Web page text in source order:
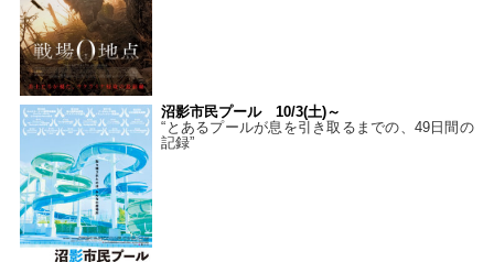
沼影市民プール 10/3(土)～
“とあるプールが息を引き取るまでの、49日間の
記録”